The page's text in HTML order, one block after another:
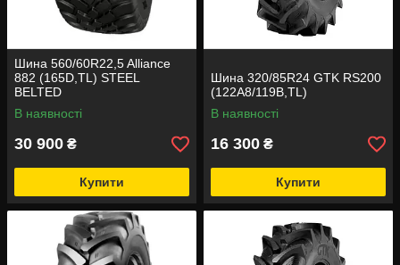
Шина 560/60R22,5 Alliance
882 (165D,TL) STEEL
BELTED
В наявності
30 900 ₴
Купити
Шина 320/85R24 GTK RS200
(122A8/119B,TL)
В наявності
16 300 ₴
Купити